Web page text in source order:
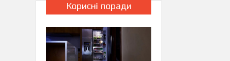
Корисні поради